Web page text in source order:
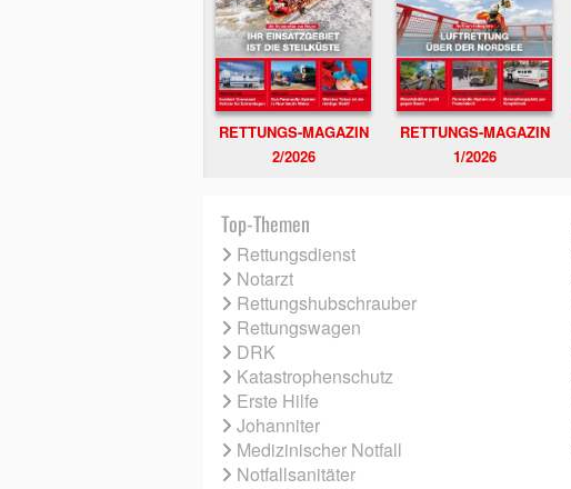
RETTUNGS-MAGAZIN
2/2026
RETTUNGS-MAGAZIN
1/2026
Top-Themen
Rettungsdienst
Notarzt
Rettungshubschrauber
Rettungswagen
DRK
Katastrophenschutz
Erste Hilfe
Johanniter
Medizinischer Notfall
Notfallsanitäter